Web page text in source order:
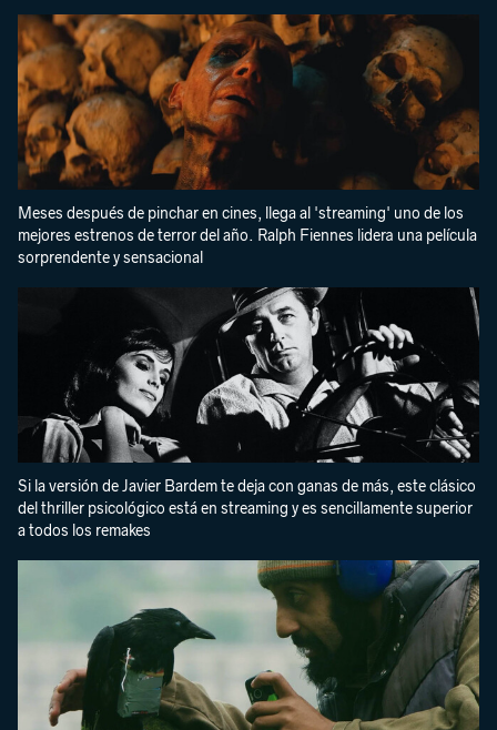
Meses después de pinchar en cines, llega al 'streaming' uno de los
mejores estrenos de terror del año. Ralph Fiennes lidera una película
sorprendente y sensacional
Si la versión de Javier Bardem te deja con ganas de más, este clásico
del thriller psicológico está en streaming y es sencillamente superior
a todos los remakes